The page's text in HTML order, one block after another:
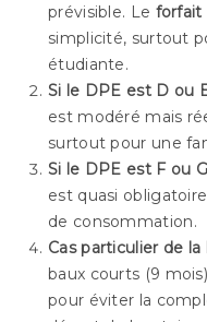
prévisible. Le forfait
simplicité, surtout
étudiante.
Si le DPE est D ou
est modéré mais
surtout pour une
Si le DPE est F ou
est quasi
de consommation.
Cas particulier de
baux courts (9
pour éviter la